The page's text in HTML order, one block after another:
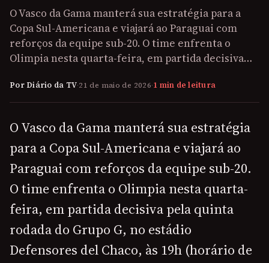
O Vasco da Gama manterá sua estratégia para a
Copa Sul-Americana e viajará ao Paraguai com
reforços da equipe sub-20. O time enfrenta o
Olimpia nesta quarta-feira, em partida decisiva…
Por Diário da TV·21 de maio de 2026·1 min de leitura
O Vasco da Gama manterá sua estratégia
para a Copa Sul-Americana e viajará ao
Paraguai com reforços da equipe sub-20.
O time enfrenta o Olimpia nesta quarta-
feira, em partida decisiva pela quinta
rodada do Grupo G, no estádio
Defensores del Chaco, às 19h (horário de